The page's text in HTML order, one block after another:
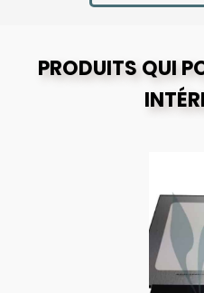
PRODUITS QUI